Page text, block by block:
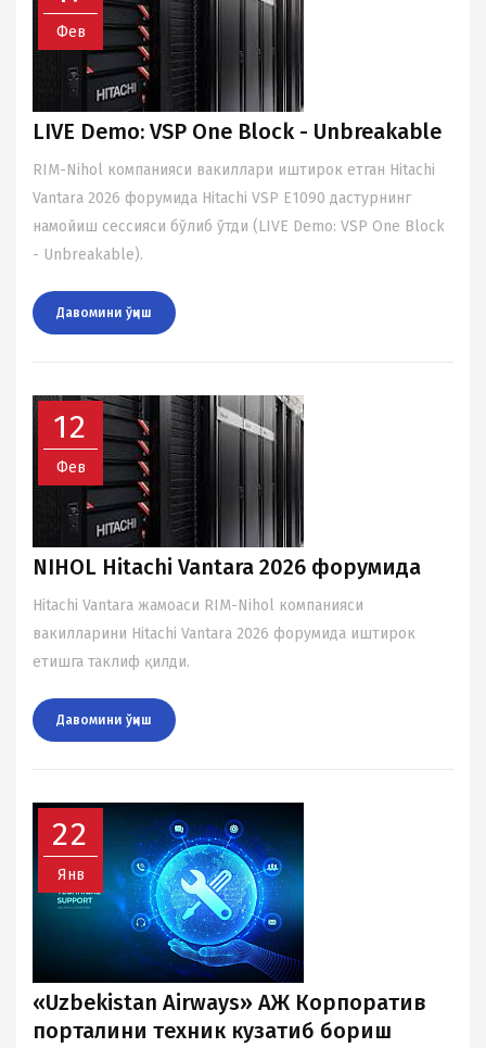
Фев
LIVE Demo: VSP One Block - Unbreakable
RIM-Nihol компанияси вакиллари иштирок етган Hitachi
Vantara 2026 форумида Hitachi VSP E1090 дастурнинг
намойиш сессияси бўлиб ўтди (LIVE Demo: VSP One Block
- Unbreakable).
Давомини ўқиш
12
Фев
NIHOL Hitachi Vantara 2026 форумида
Hitachi Vantara жамоаси RIM-Nihol компанияси
вакилларини Hitachi Vantara 2026 форумида иштирок
етишга таклиф қилди.
Давомини ўқиш
22
Янв
«Uzbekistan Airways» АЖ Корпоратив
порталини техник кузатиб бориш